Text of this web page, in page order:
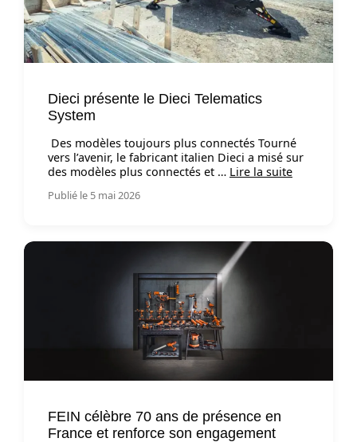
Dieci présente le Dieci Telematics
System
Des modèles toujours plus connectés Tourné
vers l’avenir, le fabricant italien Dieci a misé sur
des modèles plus connectés et … Lire la suite
Publié le 5 mai 2026
FEIN célèbre 70 ans de présence en
France et renforce son engagement